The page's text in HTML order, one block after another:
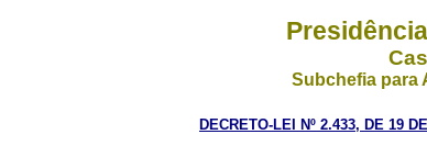
Subchefia para
DECRETO-LEI Nº 2.433, DE 19